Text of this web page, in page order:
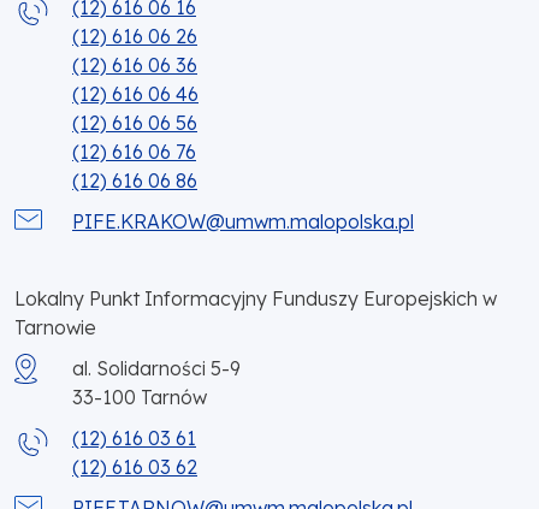
(12) 616 06 16
(12) 616 06 26
(12) 616 06 36
(12) 616 06 46
(12) 616 06 56
(12) 616 06 76
(12) 616 06 86
PIFE.KRAKOW@umwm.malopolska.pl
Lokalny Punkt Informacyjny Funduszy Europejskich w
Tarnowie
al. Solidarności 5-9
33-100 Tarnów
(12) 616 03 61
(12) 616 03 62